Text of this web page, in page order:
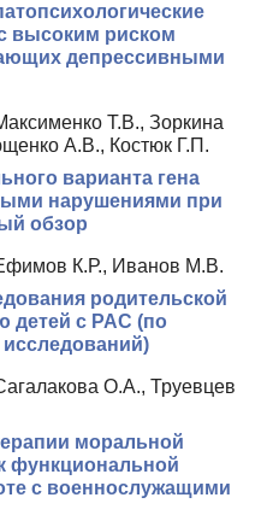
высоким риском
депрессивными
Т.В., Зоркина
А.В., Костюк Г.П.
варианта гена
нарушениями при
обзор
К.Р., Иванов М.В.
родительской
детей с РАС (по
О.А., Труевцев
моральной
функциональной
с военнослужащими